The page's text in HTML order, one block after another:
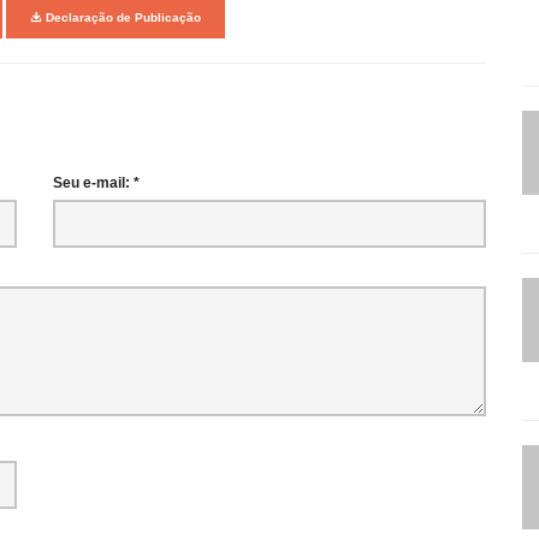
Declaração de Publicação
Seu e-mail: *